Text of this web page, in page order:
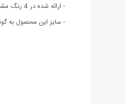
- ارائه شده در 4 رنگ مشکی، آبی، طوسی و قهوه ای. (در صورت مهم بودن رنگ دستکش هنگام تکمیل فرم سفارش در قسمت پیغام رنگ مورد نظر خود را ذکر نمایید)
- سایز این محصول به